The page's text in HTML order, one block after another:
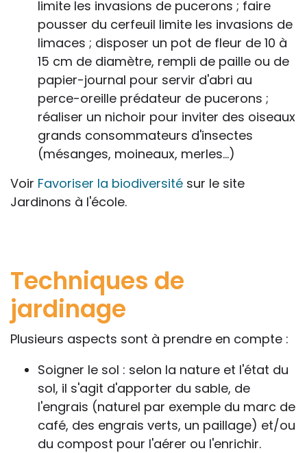
limite les invasions de pucerons ; faire
pousser du cerfeuil limite les invasions de
limaces ; disposer un pot de fleur de 10 à
15 cm de diamètre, rempli de paille ou de
papier-journal pour servir d'abri au
perce-oreille prédateur de pucerons ;
réaliser un nichoir pour inviter des oiseaux
grands consommateurs d'insectes
(mésanges, moineaux, merles…)
Voir Favoriser la biodiversité sur le site
Jardinons à l'école.
Techniques de
jardinage
Plusieurs aspects sont à prendre en compte :
Soigner le sol : selon la nature et l'état du
sol, il s'agit d'apporter du sable, de
l'engrais (naturel par exemple du marc de
café, des engrais verts, un paillage) et/ou
du compost pour l'aérer ou l'enrichir.